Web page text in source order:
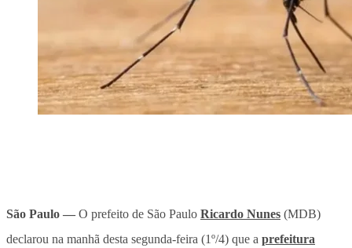
São Paulo — O prefeito de São Paulo Ricardo Nunes (MDB)
declarou na manhã desta segunda-feira (1º/4) que a prefeitura